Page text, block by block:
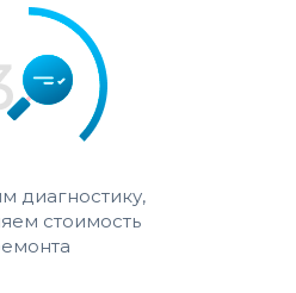
диагностику,
стоимость